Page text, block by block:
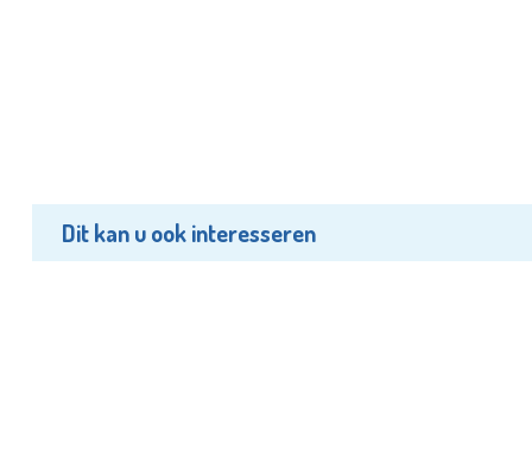
Dit kan u ook interesseren